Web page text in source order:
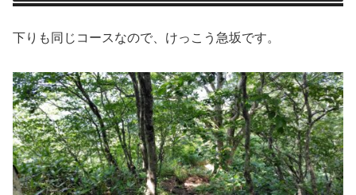
下りも同じコースなので、けっこう急坂です。